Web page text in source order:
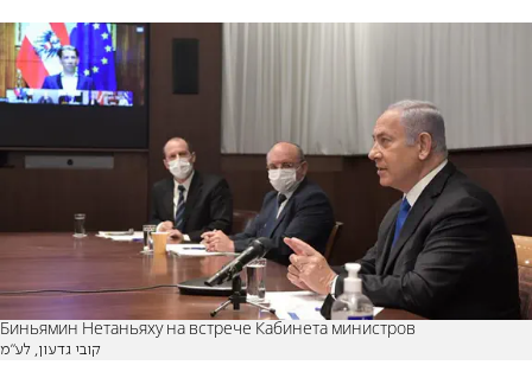
Биньямин Нетаньяху на встрече Кабинета министров
קובי גדעון, לע"מ